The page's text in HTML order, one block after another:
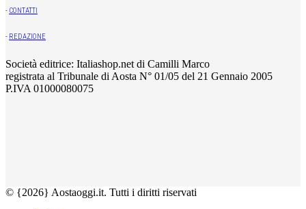
- CONTATTI
- REDAZIONE
Società editrice: Italiashop.net di Camilli Marco
registrata al Tribunale di Aosta N° 01/05 del 21 Gennaio 2005
P.IVA 01000080075
© {2026} Aostaoggi.it. Tutti i diritti riservati